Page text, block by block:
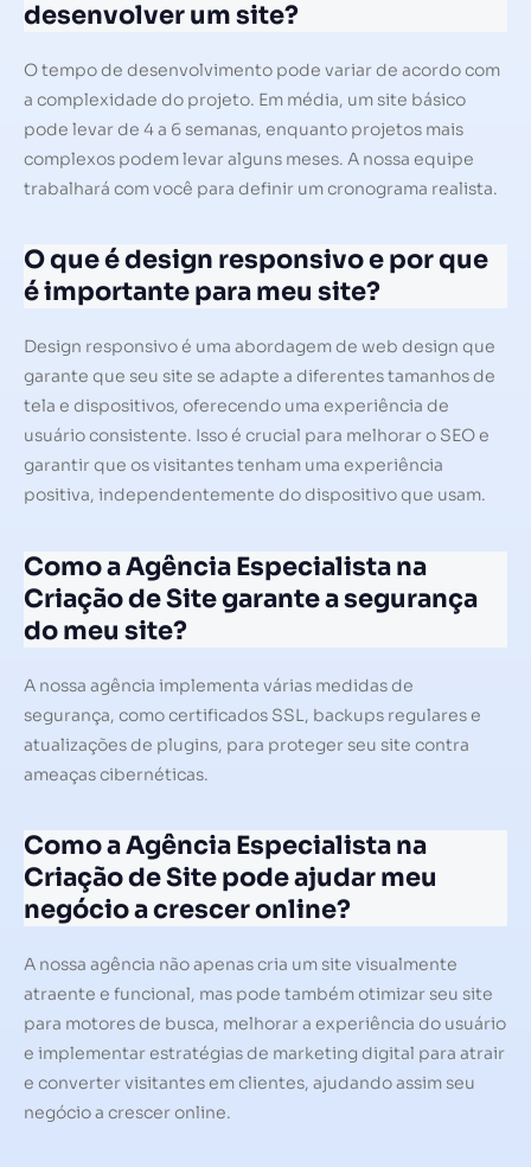
desenvolver um site?
O tempo de desenvolvimento pode variar de acordo com
a complexidade do projeto. Em média, um site básico
pode levar de 4 a 6 semanas, enquanto projetos mais
complexos podem levar alguns meses. A nossa equipe
trabalhará com você para definir um cronograma realista.
O que é design responsivo e por que
é importante para meu site?
Design responsivo é uma abordagem de web design que
garante que seu site se adapte a diferentes tamanhos de
tela e dispositivos, oferecendo uma experiência de
usuário consistente. Isso é crucial para melhorar o SEO e
garantir que os visitantes tenham uma experiência
positiva, independentemente do dispositivo que usam.
Como a Agência Especialista na
Criação de Site garante a segurança
do meu site?
A nossa agência implementa várias medidas de
segurança, como certificados SSL, backups regulares e
atualizações de plugins, para proteger seu site contra
ameaças cibernéticas.
Como a Agência Especialista na
Criação de Site pode ajudar meu
negócio a crescer online?
A nossa agência não apenas cria um site visualmente
atraente e funcional, mas pode também otimizar seu site
para motores de busca, melhorar a experiência do usuário
e implementar estratégias de marketing digital para atrair
e converter visitantes em clientes, ajudando assim seu
negócio a crescer online.